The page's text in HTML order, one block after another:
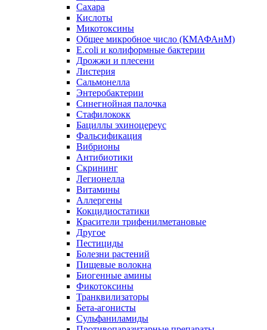
Сахара
Кислоты
Микотоксины
Общее микробное число (КМАФАнМ)
E.coli и колиформные бактерии
Дрожжи и плесени
Листерия
Сальмонелла
Энтеробактерии
Синегнойная палочка
Стафилококк
Бациллы эхиноцереус
Фальсификация
Вибрионы
Антибиотики
Скрининг
Легионелла
Витамины
Аллергены
Кокцидиостатики
Красители трифенилметановые
Другое
Пестициды
Болезни растений
Пищевые волокна
Биогенные амины
Фикотоксины
Транквилизаторы
Бета-агонисты
Сульфаниламиды